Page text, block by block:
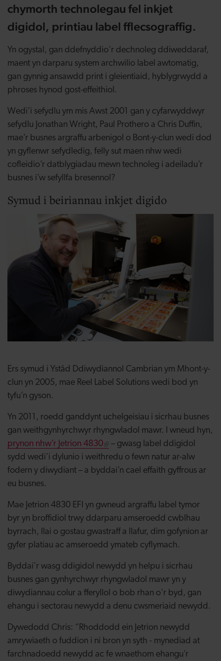
chymorth technolegau fel inkjet
digidol, printiau label fflecsograffig.
Yn ogystal, gan ddefnyddio'r dechnoleg ddiweddaraf,
maent yn darparu system archwilio label awtomatig,
gan gynnig ansawdd print i gleientiaid, hyblygrwydd a
phroses hynod gost-effeithiol.
Wedi’i sefydlu ym mis Awst 2001 gan y cyfarwyddwyr
sefydlu Jonathan Wright, Paul Prothero a Chris Duffin,
mae’r busnes argraffu arbenigol o Bont-y-clun wedi dod
yn gyflenwr sefydledig, felly sut maen nhw wedi
cofleidio’r datblygiadau mewn technoleg i adeiladu’r
busnes i’w sefyllfa bresennol?
Symud i beiriannau inkjet digido
Ers symud i Ystâd Ddiwydiannol Cambrian ym Mhont-y-
clun yn 2005, mae Reel Label Solutions wedi bod yn
tyfu’n gyson.
Yn 2011, roedd ganddynt uchelgeisiau i sicrhau busnes
gan weithgynhyrchwyr rhyngwladol mawr. I wneud hyn,
prynon nhw’r Jetrion 4830
– gwasg label ddigidol
sydd wedi’i dylunio i weithredu o fewn natur ar-alw
fodern y diwydiant – a byddai’n cael effaith gyffrous ar
eu busnes.
Mae Jetrion 4830 EFI yn gwneud argraffu label tymor
byr yn broffidiol trwy ddarparu amseroedd cwblhau
byrrach, llai o gostau gwastraff a llafur, dim gofynion ar
gyfer platiau ac amseroedd ymateb cyflymach.
Byddai'r wasg ddigidol newydd yn helpu i sicrhau
busnes gan gynhyrchwyr rhyngwladol mawr yn y
diwydiannau colur a fferyllol o bob rhan o'r byd, gan
ehangu i sectorau newydd a denu cwsmeriaid newydd.
Dywedodd Chris: “Rhoddodd ein Jetrion newydd
amrywiaeth o fuddion i ni bron yn syth - mynediad at
farchnadoedd newydd ac fe wnaethom ehangu’r